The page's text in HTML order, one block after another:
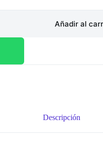
Añadir al
Descripción